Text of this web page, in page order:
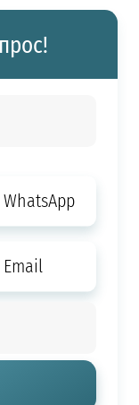
WhatsApp
Email